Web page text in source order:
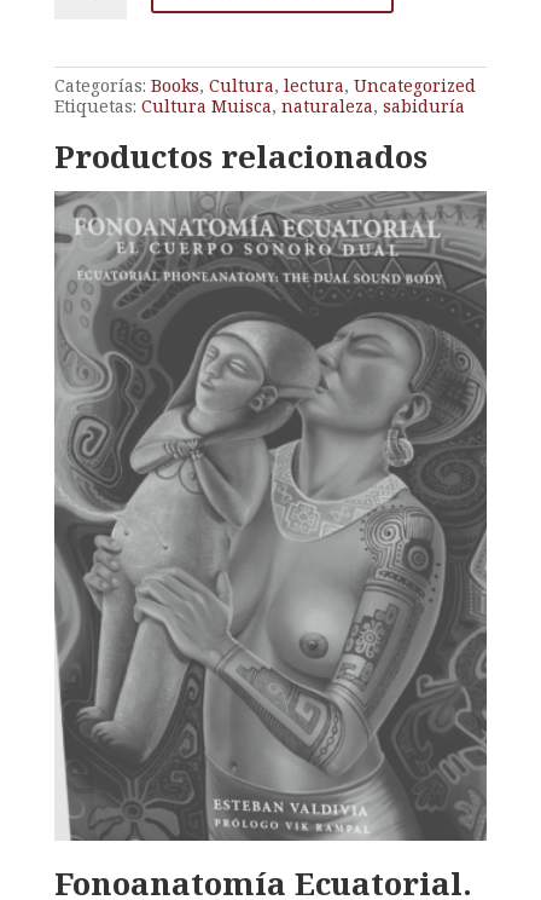
la
sabiduría
y
la
medicina
Categorías: Books, Cultura, lectura, Uncategorized
Etiquetas: Cultura Muisca, naturaleza, sabiduría
Productos relacionados
Fonoanatomía Ecuatorial.